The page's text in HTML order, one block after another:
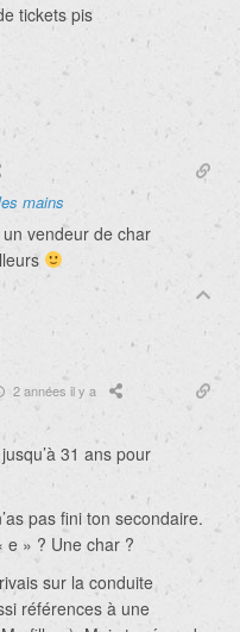
tickets pis
mains
vendeur de char
2 années il y a
31 ans pour
pas fini ton secondaire.
e » ? Une char ?
sur la conduite
références à une